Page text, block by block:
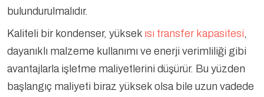
bulundurulmalıdır.
Kaliteli bir kondenser, yüksek ısı transfer kapasitesi,
dayanıklı malzeme kullanımı ve enerji verimliliği gibi
avantajlarla işletme maliyetlerini düşürür. Bu yüzden
başlangıç maliyeti biraz yüksek olsa bile uzun vadede